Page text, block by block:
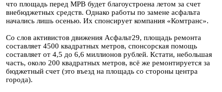
что площадь перед МРВ будет благоустроена летом за счет
внебюджетных средств. Однако работы по замене асфальта
начались лишь осенью. Их спонсирует компания «Комтранс».
Со слов активистов движения Асфальт29, площадь ремонта
составляет 4500 квадратных метров, спонсорская помощь
составляет от 4,5 до 6,6 миллионов рублей. Кстати, небольшая
часть, около 200 квадратных метров, всё же ремонтируется за
бюджетный счет (это въезд на площадь со стороны центра
города).